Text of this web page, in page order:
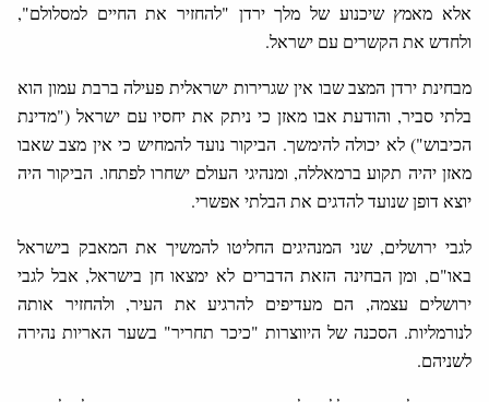
אלא מאמץ שיכנוע של מלך ירדן "להחזיר את החיים למסלולם",
ולחדש את הקשרים עם ישראל.
מבחינת ירדן המצב שבו אין שגרירות ישראלית פעילה ברבת עמון הוא
בלתי סביר, והודעת אבו מאזן כי ניתק את יחסיו עם ישראל ("מדינת
הכיבוש") לא יכולה להימשך. הביקור נועד להמחיש כי אין מצב שאבו
מאזן יהיה תקוע ברמאללה, ומנהיגי העולם ישחרו לפתחו. הביקור היה
יוצא דופן שנועד להדגים את הבלתי אפשרי.
לגבי ירושלים, שני המנהיגים החליטו להמשיך את המאבק בישראל
באו"ם, ומן הבחינה הזאת הדברים לא ימצאו חן בישראל, אבל לגבי
ירושלים עצמה, הם מעדיפים להרגיע את העיר, ולהחזיר אותה
לנורמליות. הסכנה של היווצרות "כיכר תחריר" בשער האריות נהירה
לשניהם.